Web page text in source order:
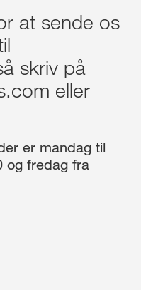
at sende os
skriv på
eller
er mandag til
og fredag fra